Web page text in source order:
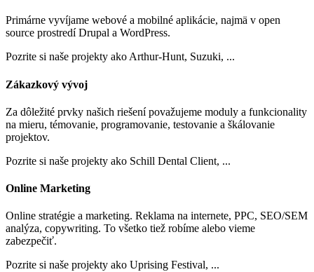
Primárne vyvíjame webové a mobilné aplikácie, najmä v open
source prostredí Drupal a WordPress.
Pozrite si naše projekty ako Arthur-Hunt, Suzuki, ...
Zákazkový vývoj
Za dôležité prvky našich riešení považujeme moduly a funkcionality
na mieru, témovanie, programovanie, testovanie a škálovanie
projektov.
Pozrite si naše projekty ako Schill Dental Client, ...
Online Marketing
Online stratégie a marketing. Reklama na internete, PPC, SEO/SEM
analýza, copywriting. To všetko tiež robíme alebo vieme
zabezpečiť.
Pozrite si naše projekty ako Uprising Festival, ...